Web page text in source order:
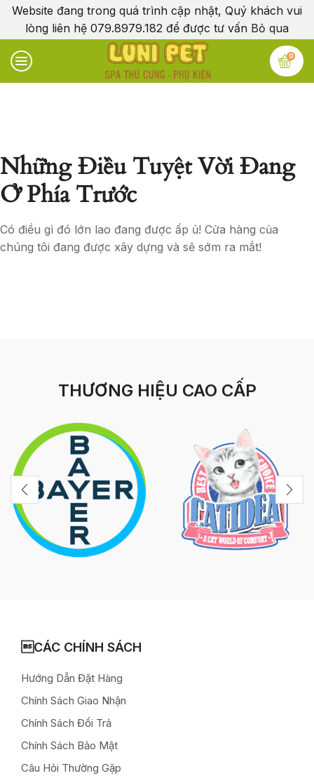
Website đang trong quá trình cập nhật, Quý khách vui
lòng liên hệ 079.8979.182 để được tư vấn Bỏ qua
0
Những Điều Tuyệt Vời Đang
Ở Phía Trước
Có điều gì đó lớn lao đang được ấp ủ! Cửa hàng của
chúng tôi đang được xây dựng và sẽ sớm ra mắt!
THƯƠNG HIỆU CAO CẤP
CÁC CHÍNH SÁCH
Hướng Dẫn Đặt Hàng
Chính Sách Giao Nhận
Chính Sách Đổi Trả
Chính Sách Bảo Mật
Câu Hỏi Thường Gặp